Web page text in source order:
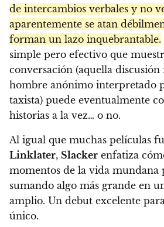
de intercambios verbales y no
aparentemente se atan
forman un lazo inquebrantable.
simple pero efectivo que
conversación (aquella
hombre anónimo interpretado
taxista) puede eventualmente
historias a la vez… o no.
Al igual que muchas películas
Linklater, Slacker enfatiza
momentos de la vida
sumando algo más grande en
amplio. Un debut excelente
único.